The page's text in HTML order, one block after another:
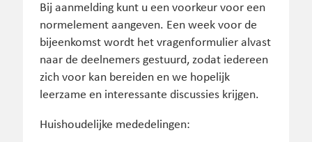
Bij aanmelding kunt u een voorkeur voor een
normelement aangeven. Een week voor de
bijeenkomst wordt het vragenformulier alvast
naar de deelnemers gestuurd, zodat iedereen
zich voor kan bereiden en we hopelijk
leerzame en interessante discussies krijgen.
Huishoudelijke mededelingen: